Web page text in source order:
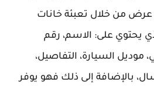
عرض من خلال تعبئة خانات
يحتوي على: الاسم، رقم
موديل السيارة، التفاصيل،
بالإضافة إلى ذلك فهو يوفر